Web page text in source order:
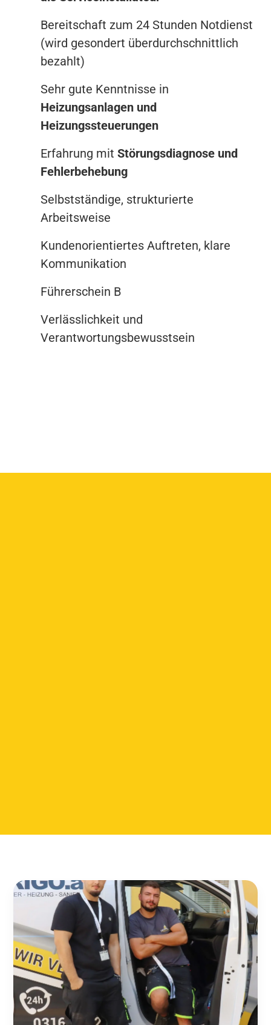
Bereitschaft zum 24 Stunden Notdienst
(wird gesondert überdurchschnittlich
bezahlt)
Sehr gute Kenntnisse in
Heizungsanlagen und
Heizungssteuerungen
Erfahrung mitStörungsdiagnose und
Fehlerbehebung
Selbstständige, strukturierte
Arbeitsweise
Kundenorientiertes Auftreten, klare
Kommunikation
Führerschein B
Verlässlichkeit und
Verantwortungsbewusstsein